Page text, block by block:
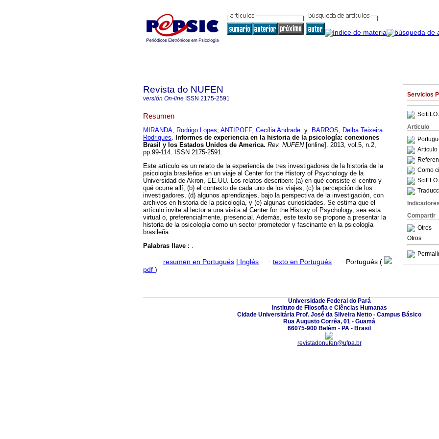
Servicios
SciELO
Articulo
Articulo
Como
SciELO
Compartir
Otros
Otros
Revista do NUFEN
versión On-line ISSN 2175-2591
Resumen
MIRANDA, Rodrigo Lopes; ANTIPOFF, Cecília Andrade y
BARROS, Delba Teixeira
Rodrigues. Informes de experiencia en la historia de la psicología: conexiones
Brasil y los Estados Unidos de America. Rev. NUFEN[online]. 2013, vol.5, n.2,
pp.99-114. ISSN 2175-2591.
Este artículo es un relato de la experiencia de tres investigadores de la historia de la
psicología brasileños en un viaje al Center for the History of Psychology de la
Universidad de Akron, EE.UU. Los relatos describen: (a) en qué consiste el centro y
qué ocurre allí, (b) el contexto de cada uno de los viajes, (c) la percepción de los
investigadores, (d) algunos aprendizajes, bajo la perspectiva de la investigación, con
archivos en historia de la psicología, y (e) algunas curiosidades. Se estima que el
artículo invite al lector a una visita al Center for the History of Psychology, sea esta
virtual o, preferencialmente, presencial. Además, este texto se propone a presentar la
historia de la psicología como un sector prometedor y fascinante en la psicología
brasileña.
Palabras llave : .
· resumen en Portugués | Inglés · texto en Portugués · Portugués (
pdf )
Universidade Federal do Pará
Instituto de Filosofia e Ciências Humanas
Cidade Universitária Prof. José da Silveira Netto - Campus Básico
Rua Augusto Corrêa, 01 - Guamá
66075-900 Belém - PA - Brasil
revistadonufen@ufpa.br